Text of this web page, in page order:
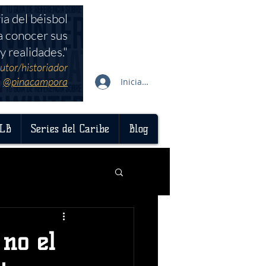
Iniciar sesión
Series del Caribe Blog
del béisbol
conocer sus
realidades."
historiador
@pinacampora
el